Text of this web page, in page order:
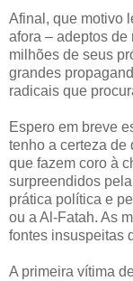
Afinal, que motivo
afora – adeptos
milhões de seus
grandes
radicais que
Espero em breve
tenho a certeza de
que fazem coro à
surpreendidos
prática política e
ou a Al-Fatah. As
fontes insuspeitas
A primeira vítima